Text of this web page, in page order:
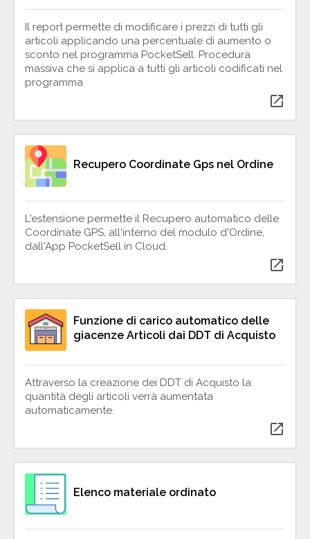
Il report permette di modificare i prezzi di tutti gli
articoli applicando una percentuale di aumento o
sconto nel programma PocketSell. Procedura
massiva che si applica a tutti gli articoli codificati nel
programma
open_in_new
Recupero Coordinate Gps nel Ordine
L'estensione permette il Recupero automatico delle
Coordinate GPS, all'interno del modulo d'Ordine,
dall'App PocketSell in Cloud.
open_in_new
Funzione di carico automatico delle
giacenze Articoli dai DDT di Acquisto
Attraverso la creazione dei DDT di Acquisto la
quantità degli articoli verrà aumentata
automaticamente.
open_in_new
Elenco materiale ordinato